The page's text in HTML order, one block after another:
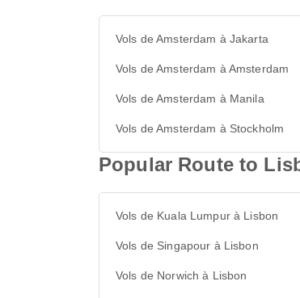
Vols de Amsterdam à Jakarta
Vols de Amsterdam à Amsterdam
Vols de Amsterdam à Manila
Vols de Amsterdam à Stockholm
Popular Route to
Vols de Kuala Lumpur à Lisbon
Vols de Singapour à Lisbon
Vols de Norwich à Lisbon